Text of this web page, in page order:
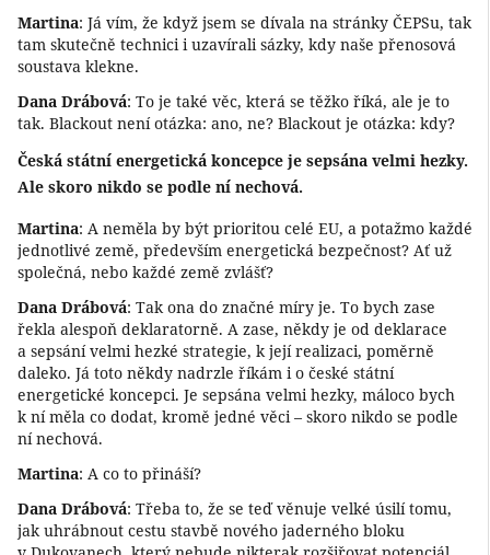
Martina: Já vím, že když jsem se dívala na stránky ČEPSu, tak
tam skutečně technici i uzavírali sázky, kdy naše přenosová
soustava klekne.
Dana Drábová: To je také věc, která se těžko říká, ale je to
tak. Blackout není otázka: ano, ne? Blackout je otázka: kdy?
Česká státní energetická koncepce je sepsána velmi hezky.
Ale skoro nikdo se podle ní nechová.
Martina: A neměla by být prioritou celé EU, a potažmo každé
jednotlivé země, především energetická bezpečnost? Ať už
společná, nebo každé země zvlášť?
Dana Drábová: Tak ona do značné míry je. To bych zase
řekla alespoň deklaratorně. A zase, někdy je od deklarace
a sepsání velmi hezké strategie, k její realizaci, poměrně
daleko. Já toto někdy nadrzle říkám i o české státní
energetické koncepci. Je sepsána velmi hezky, máloco bych
k ní měla co dodat, kromě jedné věci – skoro nikdo se podle
ní nechová.
Martina: A co to přináší?
Dana Drábová: Třeba to, že se teď věnuje velké úsilí tomu,
jak uhrábnout cestu stavbě nového jaderného bloku